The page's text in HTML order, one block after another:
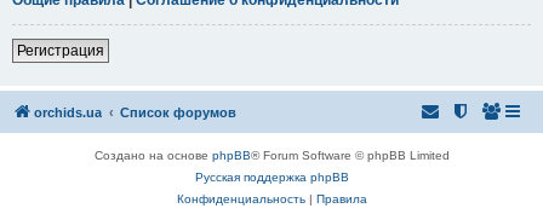
Регистрация
orchids.ua Список форумов
Создано на основе phpBB® Forum Software © phpBB Limited
Русская поддержка phpBB
Конфиденциальность| Правила